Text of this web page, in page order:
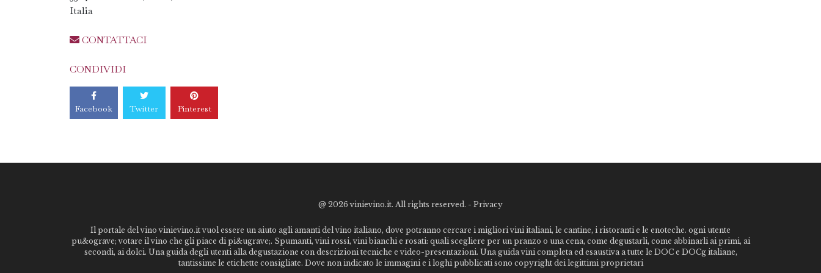
Italia
CONTATTACI
CONDIVIDI
Facebook Twitter Pinterest
@ 2026 vinievino.it. All rights reserved. - Privacy
Il portale del vino vinievino.it vuol essere un aiuto agli amanti del vino italiano, dove potranno cercare i migliori vini italiani, le cantine, i ristoranti e le enoteche. ogni utente
pu&ograve; votare il vino che gli piace di pi&ugrave;. Spumanti, vini rossi, vini bianchi e rosati: quali scegliere per un pranzo o una cena, come degustarli, come abbinarli ai primi, ai
secondi, ai dolci. Una guida degli utenti alla degustazione con descrizioni tecniche e video-presentazioni. Una guida vini completa ed esaustiva a tutte le DOC e DOCg italiane,
tantissime le etichette consigliate. Dove non indicato le immagini e i loghi pubblicati sono copyright dei legittimi proprietari